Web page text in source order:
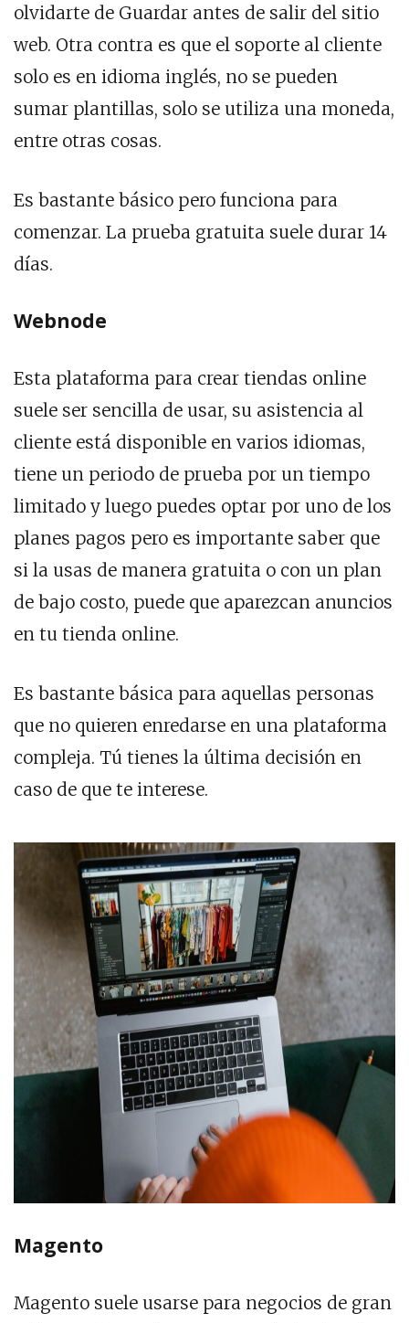
olvidarte de Guardar antes de salir del sitio
web. Otra contra es que el soporte al cliente
solo es en idioma inglés, no se pueden
sumar plantillas, solo se utiliza una moneda,
entre otras cosas.
Es bastante básico pero funciona para
comenzar. La prueba gratuita suele durar 14
días.
Webnode
Esta plataforma para crear tiendas online
suele ser sencilla de usar, su asistencia al
cliente está disponible en varios idiomas,
tiene un periodo de prueba por un tiempo
limitado y luego puedes optar por uno de los
planes pagos pero es importante saber que
si la usas de manera gratuita o con un plan
de bajo costo, puede que aparezcan anuncios
en tu tienda online.
Es bastante básica para aquellas personas
que no quieren enredarse en una plataforma
compleja. Tú tienes la última decisión en
caso de que te interese.
Magento
Magento suele usarse para negocios de gran